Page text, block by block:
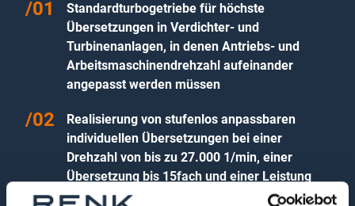
Standardturbogetriebe für höchste
Übersetzungen in Verdichter- und
Turbinenanlagen, in denen Antriebs- und
Arbeitsmaschinendrehzahl aufeinander
angepasst werden müssen
Realisierung von stufenlos anpassbaren
individuellen Übersetzungen bei einer
Drehzahl von bis zu 27.000 1/min, einer
Übersetzung bis 15fach und einer Leistung
von bis zu 20MW auf den kundenspezifischen